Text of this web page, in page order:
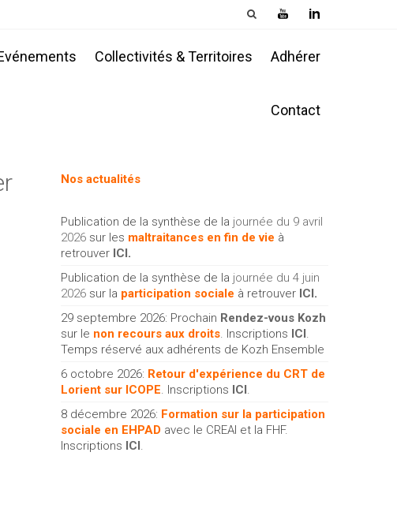
Collectivités & Territoires Adhérer
Contact
Nos actualités
Publication de la synthèse de la journée du 9 avril
2026sur les maltraitances en fin de vie à
retrouver ICI.
Publication de la synthèse de la journée du 4 juin
2026sur la participation sociale à retrouver ICI.
29 septembre 2026: Prochain Rendez-vous Kozh
sur le non recours aux droits. Inscriptions ICI.
Temps réservé aux adhérents de Kozh Ensemble
6 octobre 2026: Retour d'expérience du CRT de
Lorient sur ICOPE. Inscriptions ICI.
8 décembre 2026: Formation sur la participation
sociale en EHPADavec le CREAI et la FHF.
Inscriptions ICI.